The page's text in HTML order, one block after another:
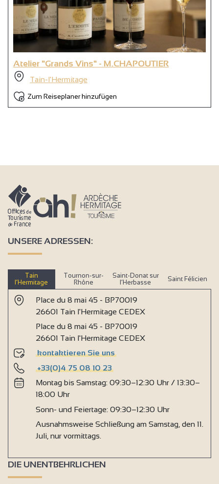
Atelier "Grands Vins" - M.CHAPOUTIER
Tain-l'Hermitage
Zum Reiseplaner hinzufügen
UNSERE ADRESSEN:
Tain
l’Hermitage
Tournon-sur-
Rhône
Saint-Donat sur
l’Herbasse
Saint Félicien
Place du 8 mai 45 - BP70019
26601 Tain l'Hermitage CEDEX
Place du 8 mai 45 - BP70019
26601 Tain l'Hermitage CEDEX
kontaktieren Sie uns
+33(0)4 75 08 10 23
Montag bis Samstag: 09:30–12:30 Uhr / 13:30–
18:00 Uhr
Sonn- und Feiertage: 09:30–12:30 Uhr
Ausnahmsweise Schließung am Samstag, den 11.
Juli, nur vormittags.
DIE UNENTBEHRLICHEN